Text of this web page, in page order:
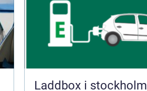
Laddbox i stockholm trygg